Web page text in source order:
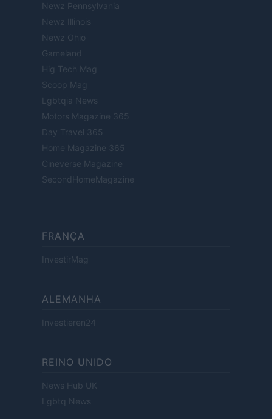
Newz Pennsylvania
Newz Illinois
Newz Ohio
Gameland
Hig Tech Mag
Scoop Mag
Lgbtqia News
Motors Magazine 365
Day Travel 365
Home Magazine 365
Cineverse Magazine
SecondHomeMagazine
FRANÇA
InvestirMag
ALEMANHA
Investieren24
REINO UNIDO
News Hub UK
Lgbtq News